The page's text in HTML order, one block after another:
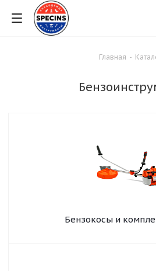
Главная -
Бензокосы и